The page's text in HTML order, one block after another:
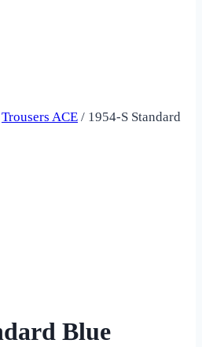
Trousers ACE / 1954-S Standard
Blue